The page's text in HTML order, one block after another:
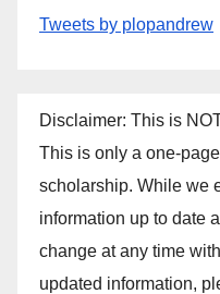
Tweets by plopandrew
Disclaimer: This is
This is only a one-
scholarship. While we
information up to date
change at any time
updated information,